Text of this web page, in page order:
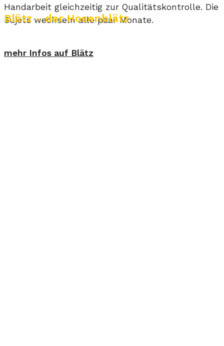
Blätz - der Hosenblätz
Handarbeit gleichzeitig zur Qualitätskontrolle. Die
Sujets wechseln alle paar Monate.
mehr Infos auf Blätz